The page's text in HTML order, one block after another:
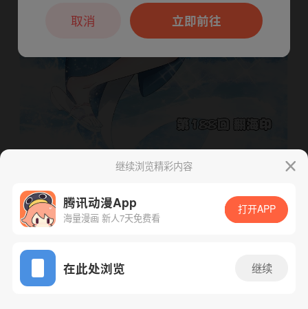
App免费看
下一话 腾漫App免费看
继续浏览精彩内容
腾讯动漫App
海量漫画 新人7天免费看
打开APP
在此处浏览 继续
户7天免费看立即前往
取消